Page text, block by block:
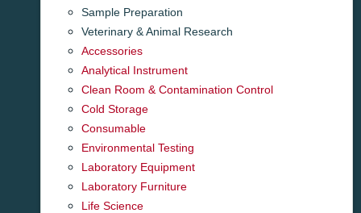
Sample Preparation
Veterinary & Animal Research
Accessories
Analytical Instrument
Clean Room & Contamination Control
Cold Storage
Consumable
Environmental Testing
Laboratory Equipment
Laboratory Furniture
Life Science